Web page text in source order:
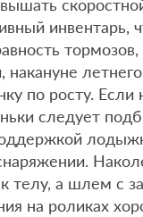
инвентарь,
по росту.
следует
телу, а шлем с
на роликах